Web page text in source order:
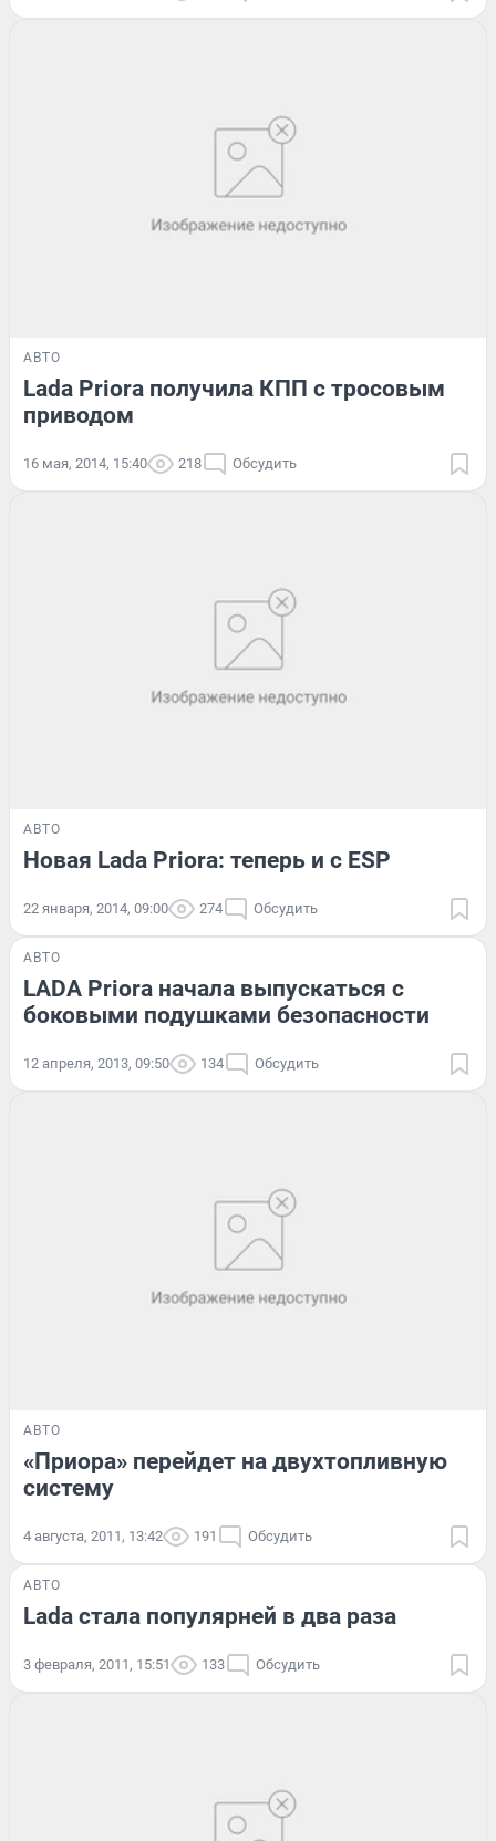
АВТО
Lada Priora получила КПП с тросовым
приводом
16 мая, 2014, 15:40 218 Обсудить
АВТО
Новая Lada Priora: теперь и с ESP
22 января, 2014, 09:00 274 Обсудить
АВТО
LADA Priora начала выпускаться с
боковыми подушками безопасности
12 апреля, 2013, 09:50 134 Обсудить
АВТО
«Приора» перейдет на двухтопливную
систему
4 августа, 2011, 13:42 191 Обсудить
АВТО
Lada стала популярней в два раза
3 февраля, 2011, 15:51 133 Обсудить